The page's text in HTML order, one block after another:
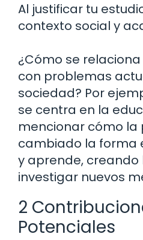
Al justificar tu
contexto social y
¿Cómo se
con problemas
sociedad? Por
se centra en la
mencionar cómo la
cambiado la forma
y aprende,
investigar nuevos
2
Potenciales